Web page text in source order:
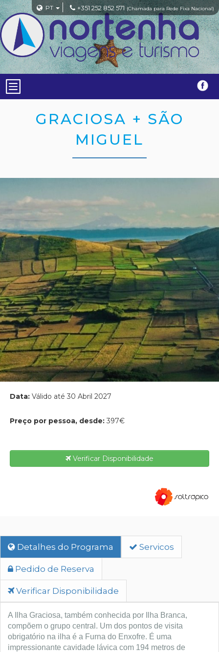
PT +351 252 852 571 (Chamada para Rede Fixa Nacional)
GRACIOSA + SÃO
MIGUEL
Data: Válido até 30 Abril 2027
Preço por pessoa, desde: 397€
Verificar Disponibilidade
Detalhes do Programa Servicos
Pedido de Reserva
Verificar Disponibilidade
A Ilha Graciosa, também conhecida por Ilha Branca,
compõem o grupo central. Um dos pontos de visita
obrigatório na ilha é a Furna do Enxofre. É uma
impressionante cavidade lávica com 194 metros de